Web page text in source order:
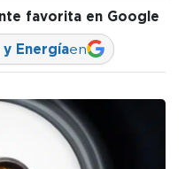
favorita en Google
Energíaen